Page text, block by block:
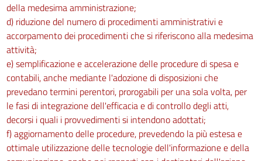
della medesima amministrazione;
d) riduzione del numero di procedimenti amministrativi e
accorpamento dei procedimenti che si riferiscono alla medesima
attività;
e) semplificazione e accelerazione delle procedure di spesa e
contabili, anche mediante l'adozione di disposizioni che
prevedano termini perentori, prorogabili per una sola volta, per
le fasi di integrazione dell'efficacia e di controllo degli atti,
decorsi i quali i provvedimenti si intendono adottati;
f) aggiornamento delle procedure, prevedendo la più estesa e
ottimale utilizzazione delle tecnologie dell'informazione e della